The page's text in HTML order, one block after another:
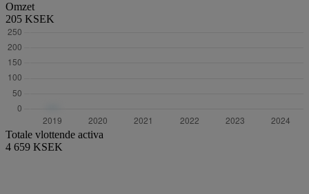
Omzet
205 KSEK
Totale vlottende activa
4 659 KSEK